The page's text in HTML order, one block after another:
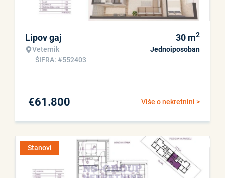
Lipov gaj
Veternik
ŠIFRA: #552403
30 m2
Jednoiposoban
Više o nekretnini >
€61.800
Stanovi